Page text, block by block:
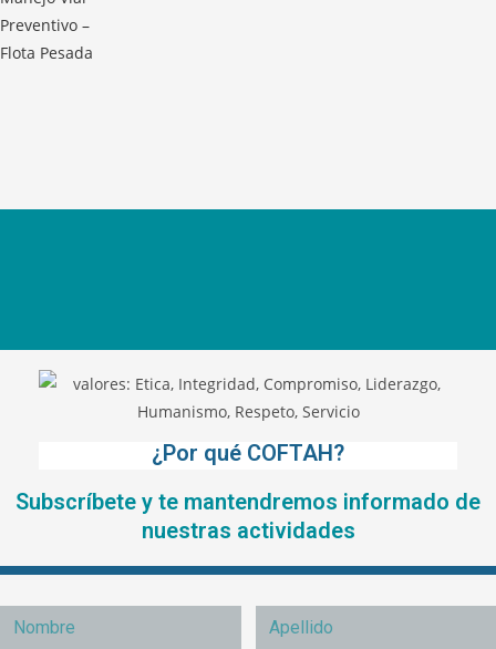
¿Por qué COFTAH?
Subscríbete y te mantendremos informado de
nuestras actividades